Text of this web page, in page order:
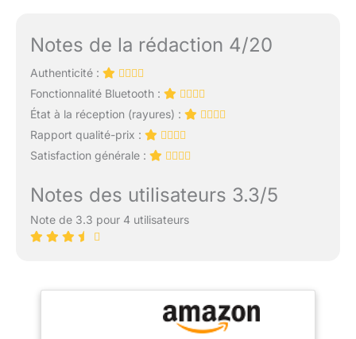
Notes de la rédaction 4/20
Authenticité :
Fonctionnalité Bluetooth :
État à la réception (rayures) :
Rapport qualité-prix :
Satisfaction générale :
Notes des utilisateurs 3.3/5
Note de 3.3 pour 4 utilisateurs